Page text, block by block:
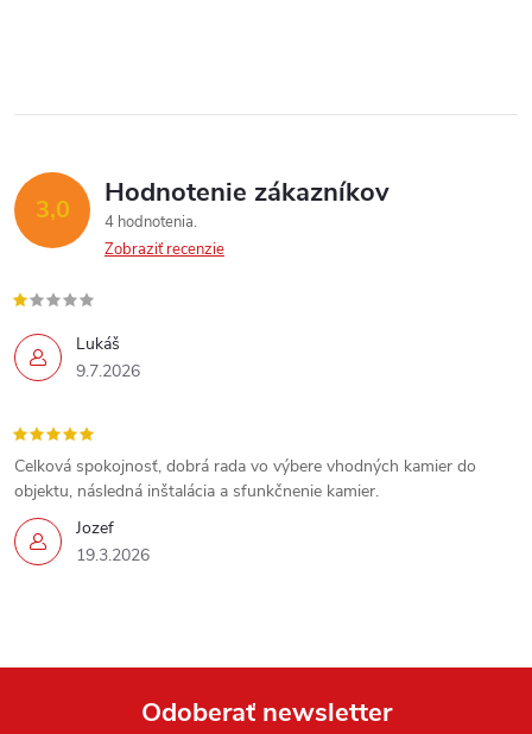
3,0 Hodnotenie zákazníkov
4 hodnotenia
Zobraziť recenzie
Lukáš
9.7.2026
Jozef
19.3.2026
Celková spokojnosť, dobrá rada vo výbere vhodných kamier do
objektu, následná inštalácia a sfunkčnenie kamier.
Odoberať newsletter
Send